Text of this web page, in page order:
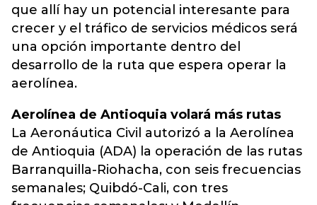
que allí hay un potencial interesante para
crecer y el tráfico de servicios médicos será
una opción importante dentro del
desarrollo de la ruta que espera operar la
aerolínea.
Aerolínea de Antioquia volará más rutas
La Aeronáutica Civil autorizó a la Aerolínea
de Antioquia (ADA) la operación de las rutas
Barranquilla-Riohacha, con seis frecuencias
semanales; Quibdó-Cali, con tres